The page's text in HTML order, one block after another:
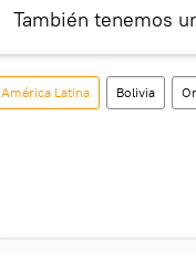
También tenemos
América Latina Bolivia